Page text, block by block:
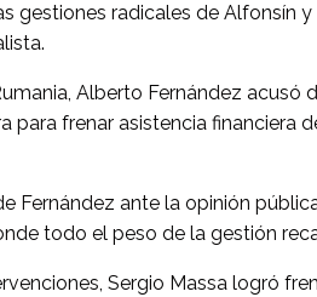
gestiones radicales de Alfonsín
Alberto Fernández acusó
para frenar asistencia financiera
Fernández ante la opinión
todo el peso de la gestión
Sergio Massa logró